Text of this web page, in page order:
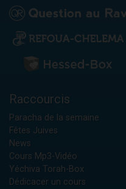
Raccourcis
Paracha de la semaine
Fêtes Juives
News
Cours Mp3-Vidéo
Yéchiva Torah-Box
Dédicacer un cours